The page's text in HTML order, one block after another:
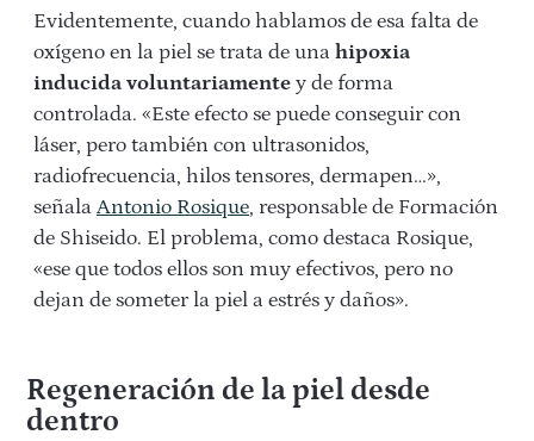
Evidentemente, cuando hablamos de esa falta de
oxígeno en la piel se trata de una hipoxia
inducida voluntariamente y de forma
controlada. «Este efecto se puede conseguir con
láser, pero también con ultrasonidos,
radiofrecuencia, hilos tensores, dermapen…»,
señala Antonio Rosique, responsable de Formación
de Shiseido. El problema, como destaca Rosique,
«ese que todos ellos son muy efectivos, pero no
dejan de someter la piel a estrés y daños».
Regeneración de la piel desde
dentro